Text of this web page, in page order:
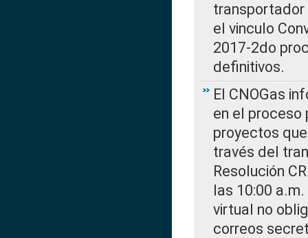
transportador
el vinculo
2017-2do
definitivos.
El CNOGas
en el proceso
proyectos
través del
Resolución
las 10:00
virtual no
correos